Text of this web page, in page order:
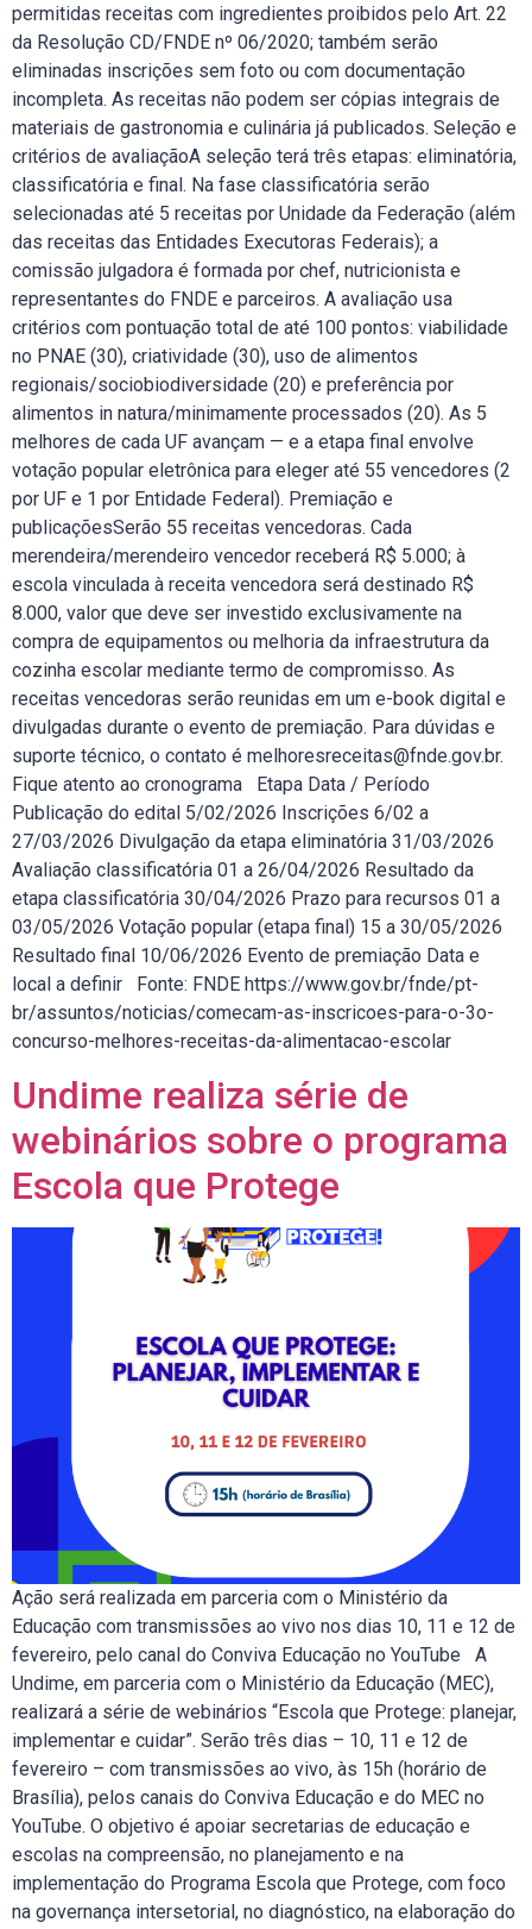
permitidas receitas com ingredientes proibidos pelo Art. 22
da Resolução CD/FNDE nº 06/2020; também serão
eliminadas inscrições sem foto ou com documentação
incompleta. As receitas não podem ser cópias integrais de
materiais de gastronomia e culinária já publicados. Seleção e
critérios de avaliaçãoA seleção terá três etapas: eliminatória,
classificatória e final. Na fase classificatória serão
selecionadas até 5 receitas por Unidade da Federação (além
das receitas das Entidades Executoras Federais); a
comissão julgadora é formada por chef, nutricionista e
representantes do FNDE e parceiros. A avaliação usa
critérios com pontuação total de até 100 pontos: viabilidade
no PNAE (30), criatividade (30), uso de alimentos
regionais/sociobiodiversidade (20) e preferência por
alimentos in natura/minimamente processados (20). As 5
melhores de cada UF avançam — e a etapa final envolve
votação popular eletrônica para eleger até 55 vencedores (2
por UF e 1 por Entidade Federal). Premiação e
publicaçõesSerão 55 receitas vencedoras. Cada
merendeira/merendeiro vencedor receberá R$ 5.000; à
escola vinculada à receita vencedora será destinado R$
8.000, valor que deve ser investido exclusivamente na
compra de equipamentos ou melhoria da infraestrutura da
cozinha escolar mediante termo de compromisso. As
receitas vencedoras serão reunidas em um e-book digital e
divulgadas durante o evento de premiação. Para dúvidas e
suporte técnico, o contato é melhoresreceitas@fnde.gov.br.
Fique atento ao cronograma Etapa Data / Período
Publicação do edital 5/02/2026 Inscrições 6/02 a
27/03/2026 Divulgação da etapa eliminatória 31/03/2026
Avaliação classificatória 01 a 26/04/2026 Resultado da
etapa classificatória 30/04/2026 Prazo para recursos 01 a
03/05/2026 Votação popular (etapa final) 15 a 30/05/2026
Resultado final 10/06/2026 Evento de premiação Data e
local a definir Fonte: FNDE https://www.gov.br/fnde/pt-
br/assuntos/noticias/comecam-as-inscricoes-para-o-3o-
concurso-melhores-receitas-da-alimentacao-escolar
Undime realiza série de
webinários sobre o programa
Escola que Protege
Ação será realizada em parceria com o Ministério da
Educação com transmissões ao vivo nos dias 10, 11 e 12 de
fevereiro, pelo canal do Conviva Educação no YouTube A
Undime, em parceria com o Ministério da Educação (MEC),
realizará a série de webinários “Escola que Protege: planejar,
implementar e cuidar”. Serão três dias – 10, 11 e 12 de
fevereiro – com transmissões ao vivo, às 15h (horário de
Brasília), pelos canais do Conviva Educação e do MEC no
YouTube. O objetivo é apoiar secretarias de educação e
escolas na compreensão, no planejamento e na
implementação do Programa Escola que Protege, com foco
na governança intersetorial, no diagnóstico, na elaboração do